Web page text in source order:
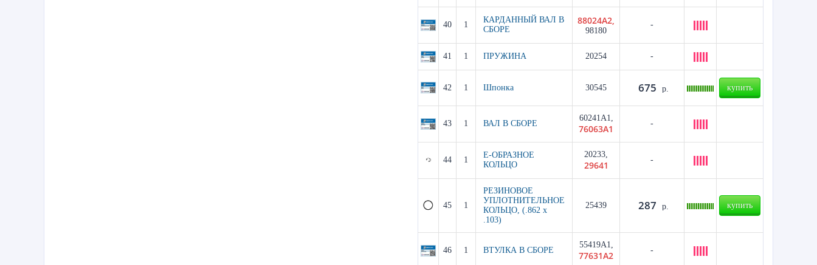
40 1
КАРДАННЫЙ ВАЛ В
СБОРЕ
88024A2,
98180
-
41 1 ПРУЖИНА 20254 -
42 1 Шпонка 30545 675 р. купить
43 1 ВАЛ В СБОРЕ
60241A1,
76063A1 -
44 1
Е-ОБРАЗНОЕ
КОЛЬЦО
20233,
29641 -
45 1
РЕЗИНОВОЕ
УПЛОТНИТЕЛЬНОЕ
КОЛЬЦО, (.862 x
.103)
25439 287 р. купить
46 1 ВТУЛКА В СБОРЕ
55419A1,
77631A2 -